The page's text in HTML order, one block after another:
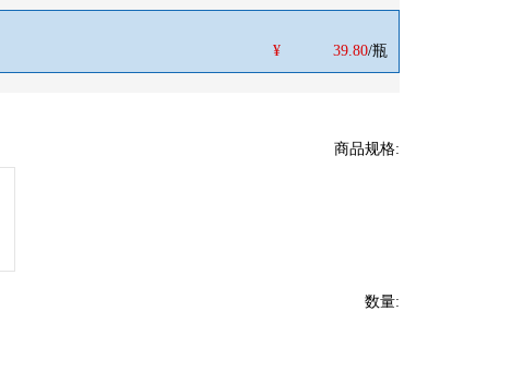
¥
39.80/瓶
商品规格:
数量: